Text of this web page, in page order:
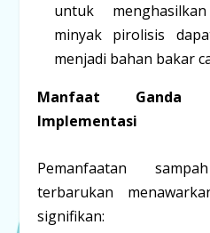
untuk
minyak pirolisis
menjadi bahan bakar
Manfaat Ganda
Implementasi
Pemanfaatan
terbarukan
signifikan: